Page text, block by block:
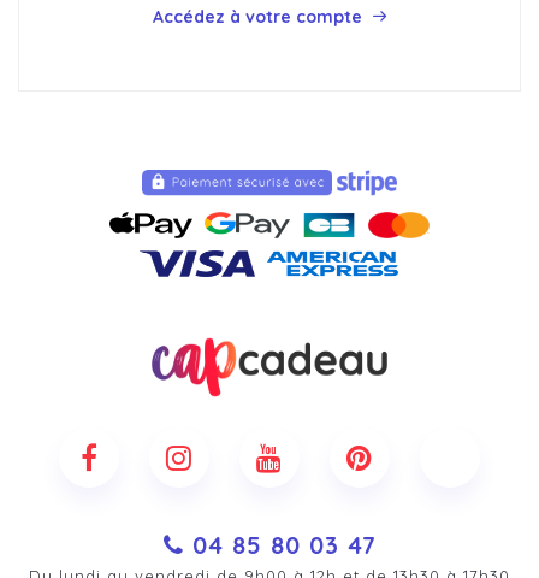
Accédez à votre compte
04 85 80 03 47